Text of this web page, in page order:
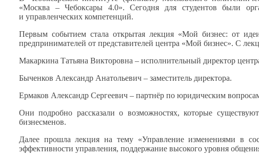
«Москва – Чебоксары 4.0». Сегодня для студентов были
и управленческих компетенций.
Первым событием стала открытая лекция «Мой бизнес:от
предпринимателей от представителей центра «Мой бизнес». С
Макаркина Татьяна Викторовна – исполнительный директор
Быченков Александр Анатольевич – заместитель директора.
Ермаков Александр Сергеевич – партнёр по юридическим
Они подробно рассказалио возможностях, которые
бизнесменов.
Далее прошла лекцияна тему«Управление изменениями в
эффективности управления, поддержание высокого уровня